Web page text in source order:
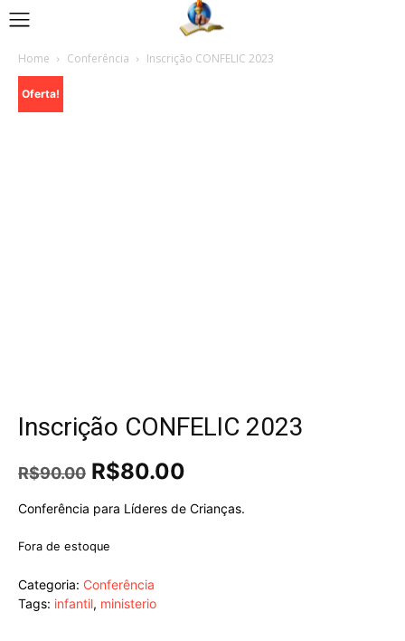
Home Conferência Inscrição CONFELIC 2023
Oferta!
Inscrição CONFELIC 2023
R$90.00 O
preço
original
R$90.00.
R$80.00
atual
Conferência para Líderes de Crianças.
Fora de estoque
Categoria: Conferência
Tags: infantil, ministerio